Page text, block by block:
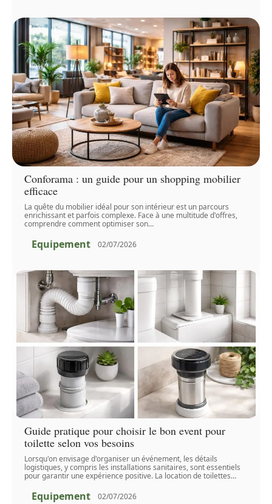
Conforama : un guide pour un shopping mobilier
efficace
La quête du mobilier idéal pour son intérieur est un parcours
enrichissant et parfois complexe. Face à une multitude d'offres,
comprendre comment optimiser son…
Equipement 02/07/2026
Guide pratique pour choisir le bon event pour
toilette selon vos besoins
Lorsqu'on envisage d'organiser un événement, les détails
logistiques, y compris les installations sanitaires, sont essentiels
pour garantir une expérience positive. La location de toilettes…
Equipement 02/07/2026